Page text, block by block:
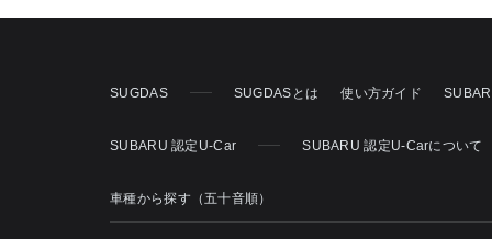
SUGDAS SUGDASとは 使い方ガイド
SUBARU 認定U-Car SUBARU 認定U-Carについて
車種から探す（五十音順）